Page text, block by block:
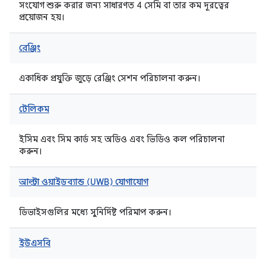
সংযোগ শুরু করার জন্য সাধারণত 4 সেমি বা তার কম দূরত্বের
প্রয়োজন হয়।
রেঞ্জিং
একাধিক প্রযুক্তি জুড়ে রেঞ্জিং সেশন পরিচালনা করুন।
টেলিকম
ইসিম এবং সিম কার্ড সহ অডিও এবং ভিডিও কল পরিচালনা
করুন।
আল্ট্রা ওয়াইডব্যান্ড (UWB) যোগাযোগ
ডিভাইসগুলির মধ্যে সুনির্দিষ্ট পরিমাপ করুন।
ইউএসবি